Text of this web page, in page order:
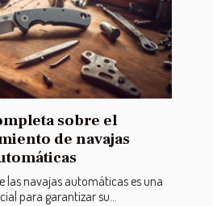
sobre el
de navajas
las navajas automáticas es una
para garantizar su...